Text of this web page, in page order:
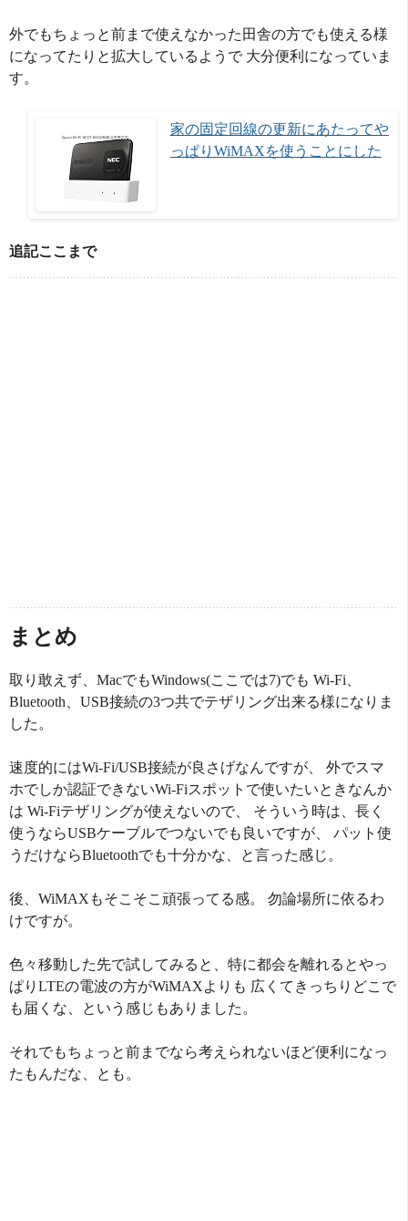
外でもちょっと前まで使えなかった田舎の方でも使える様
になってたりと拡大しているようで 大分便利になっていま
す。
家の固定回線の更新にあたってや
っぱりWiMAXを使うことにした
追記ここまで
まとめ
取り敢えず、MacでもWindows(ここでは7)でも Wi-Fi、
Bluetooth、USB接続の3つ共でテザリング出来る様になりま
した。
速度的にはWi-Fi/USB接続が良さげなんですが、 外でスマ
ホでしか認証できないWi-Fiスポットで使いたいときなんか
は Wi-Fiテザリングが使えないので、 そういう時は、長く
使うならUSBケーブルでつないでも良いですが、 パット使
うだけならBluetoothでも十分かな、と言った感じ。
後、WiMAXもそこそこ頑張ってる感。 勿論場所に依るわ
けですが。
色々移動した先で試してみると、特に都会を離れるとやっ
ぱりLTEの電波の方がWiMAXよりも 広くてきっちりどこで
も届くな、という感じもありました。
それでもちょっと前までなら考えられないほど便利になっ
たもんだな、とも。